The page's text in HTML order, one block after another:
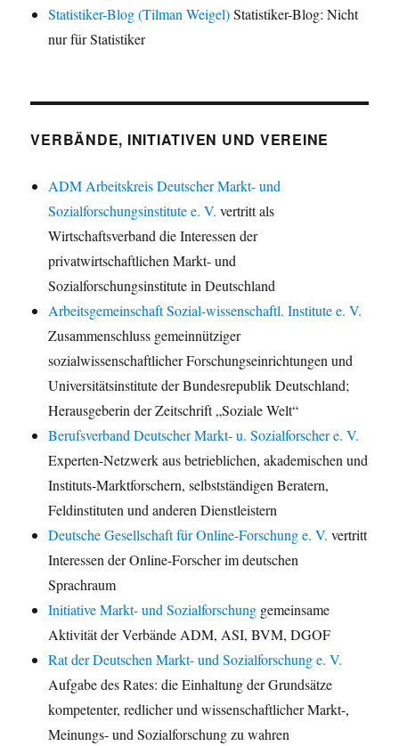
Statistiker-Blog (Tilman Weigel)Statistiker-Blog: Nicht
nur für Statistiker
VERBÄNDE, INITIATIVEN UND VEREINE
ADM Arbeitskreis Deutscher Markt- und
Sozialforschungsinstitute e. V. vertritt als
Wirtschaftsverband die Interessen der
privatwirtschaftlichen Markt- und
Sozialforschungsinstitute in Deutschland
Arbeitsgemeinschaft Sozial-wissenschaftl. Institute e. V.
Zusammenschluss gemeinnütziger
sozialwissenschaftlicher Forschungseinrichtungen und
Universitätsinstitute der Bundesrepublik Deutschland;
Herausgeberin der Zeitschrift „Soziale Welt“
Berufsverband Deutscher Markt- u. Sozialforscher e. V.
Experten-Netzwerk aus betrieblichen, akademischen und
Instituts-Marktforschern, selbstständigen Beratern,
Feldinstituten und anderen Dienstleistern
Deutsche Gesellschaft für Online-Forschung e. V. vertritt
Interessen der Online-Forscher im deutschen
Sprachraum
Initiative Markt- und Sozialforschung gemeinsame
Aktivität der Verbände ADM, ASI, BVM, DGOF
Rat der Deutschen Markt- und Sozialforschung e. V.
Aufgabe des Rates: die Einhaltung der Grundsätze
kompetenter, redlicher und wissenschaftlicher Markt-,
Meinungs- und Sozialforschung zu wahren